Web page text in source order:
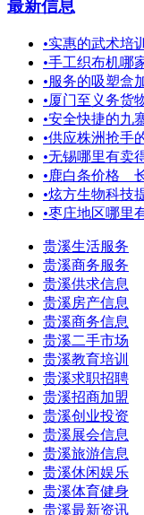
最新信息
•实惠的武术培
•手工织布机哪
•服务的吸塑盒
•厦门至义务货
•安全快捷的九
•供应株洲抢手
•无锡哪里有卖
•鹿白条价格
•炫方生物科技
•枣庄地区哪里
贵溪生活服务
贵溪商务服务
贵溪供求信息
贵溪房产信息
贵溪商务信息
贵溪二手市场
贵溪教育培训
贵溪求职招聘
贵溪招商加盟
贵溪创业投资
贵溪展会信息
贵溪旅游信息
贵溪休闲娱乐
贵溪体育健身
贵溪最新资讯